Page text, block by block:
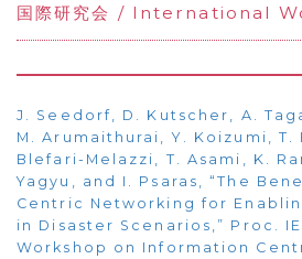
国際研究会 / International
J. Seedorf, D. Kutscher, A.
M. Arumaithurai, Y. Koizumi, T.
Blefari-Melazzi, T. Asami, K.
Yagyu, and I. Psaras, “The
Centric Networking for
in Disaster Scenarios,” Proc.
Workshop on Information